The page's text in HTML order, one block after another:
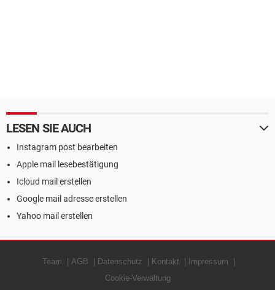
LESEN SIE AUCH
Instagram post bearbeiten
Apple mail lesebestätigung
Icloud mail erstellen
Google mail adresse erstellen
Yahoo mail erstellen
Team AGB Datenschutz Kontakt
Impressum
Cookie-Verwaltung